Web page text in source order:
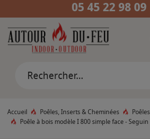
05 45 22 98 09
Accueil Poêles, Inserts & Cheminées Poêles
Poêle à bois modèle I 800 simple face - Seguin